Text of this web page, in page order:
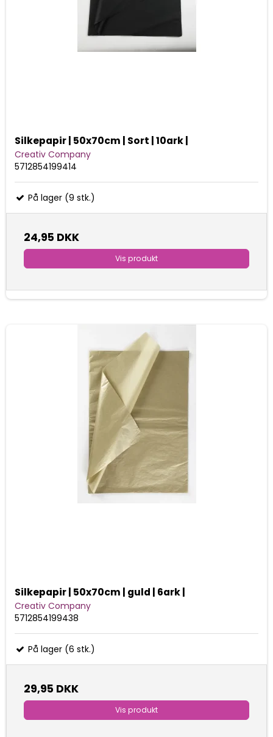
Silkepapir | 50x70cm | Sort | 10ark |
Creativ Company
5712854199414
På lager (9 stk.)
24,95 DKK
Vis produkt
Silkepapir | 50x70cm | guld | 6ark |
Creativ Company
5712854199438
På lager (6 stk.)
29,95 DKK
Vis produkt